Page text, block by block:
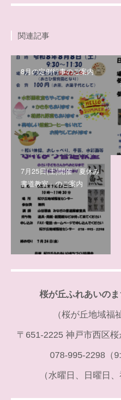
関連記事
8月の定例行事のご案内
7月25日(土)開催「夏休み
書道教室」のご案内
桜が丘ふれあいの
（桜が丘地域福
〒651-2225 神戸市西区
078-995-2298（
（水曜日、日曜日